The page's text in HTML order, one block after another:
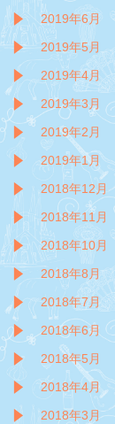
2019年6月
2019年5月
2019年4月
2019年3月
2019年2月
2019年1月
2018年12月
2018年11月
2018年10月
2018年8月
2018年7月
2018年6月
2018年5月
2018年4月
2018年3月